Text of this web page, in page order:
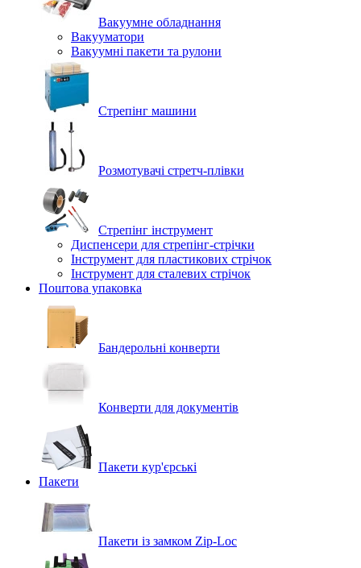
Вакуумне обладнання
Вакууматори
Вакуумні пакети та рулони
Стрепінг машини
Розмотувачі стретч-плівки
Стрепінг інструмент
Диспенсери для стрепінг-стрічки
Інструмент для пластикових стрічок
Інструмент для сталевих стрічок
Поштова упаковка
Бандерольні конверти
Конверти для документів
Пакети кур'єрські
Пакети
Пакети із замком Zip-Loc